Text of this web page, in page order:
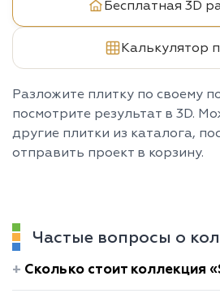
Бесплатная 3D
Калькулятор
Разложите плитку по своему
посмотрите результат в 3D.
другие плитки из каталога,
отправить проект в корзину.
Частые вопросы о
Сколько стоит коллекция